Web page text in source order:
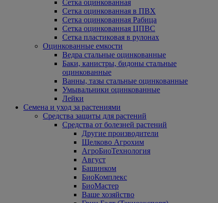
Сетка оцинкованная
Сетка оцинкованная в ПВХ
Сетка оцинкованная Рабица
Сетка оцинкованная ЦПВС
Сетка пластиковая в рулонах
Оцинкованные емкости
Ведра стальные оцинкованные
Баки, канистры, бидоны стальные
оцинкованные
Ванны, тазы стальные оцинкованные
Умывальники оцинкованные
Лейки
Семена и уход за растениями
Средства защиты для растений
Средства от болезней растений
Другие производители
Щелково Агрохим
АгроБиоТехнология
Август
Башинком
БиоКомплекс
БиоМастер
Ваше хозяйство